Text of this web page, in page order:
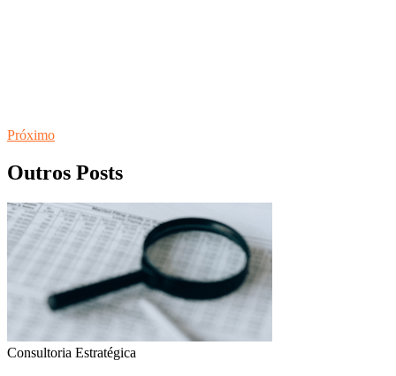
Próximo
Outros Posts
Consultoria Estratégica